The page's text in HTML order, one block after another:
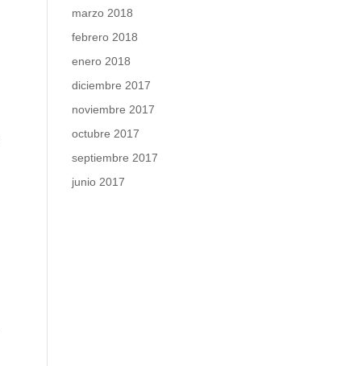
marzo 2018
febrero 2018
enero 2018
diciembre 2017
noviembre 2017
octubre 2017
septiembre 2017
junio 2017